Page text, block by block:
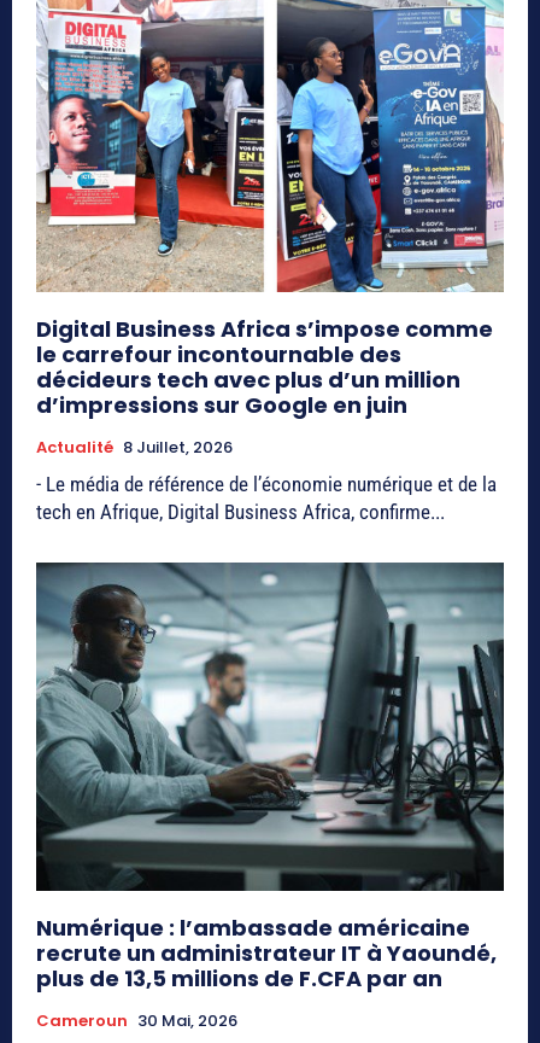
Digital Business Africa s’impose comme
le carrefour incontournable des
décideurs tech avec plus d’un million
d’impressions sur Google en juin
Actualité 8 Juillet, 2026
- Le média de référence de l’économie numérique et de la
tech en Afrique, Digital Business Africa, confirme...
Numérique : l’ambassade américaine
recrute un administrateur IT à Yaoundé,
plus de 13,5 millions de F.CFA par an
Cameroun 30 Mai, 2026